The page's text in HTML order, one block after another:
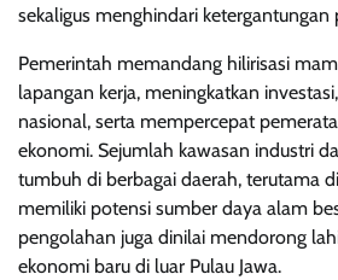
sekaligus menghindari ketergantungan
Pemerintah memandang hilirisasi
lapangan kerja, meningkatkan
nasional, serta mempercepat
ekonomi. Sejumlah kawasan industri
tumbuh di berbagai daerah, terutama
memiliki potensi sumber daya alam
pengolahan juga dinilai mendorong
ekonomi baru di luar Pulau Jawa.